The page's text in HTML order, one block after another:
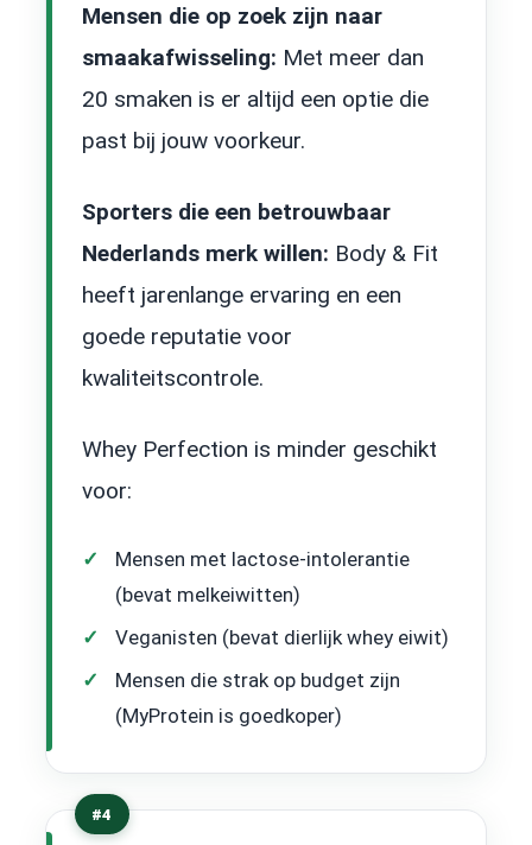
Mensen die op zoek zijn naar
smaakafwisseling: Met meer dan
20 smaken is er altijd een optie die
past bij jouw voorkeur.
Sporters die een betrouwbaar
Nederlands merk willen: Body & Fit
heeft jarenlange ervaring en een
goede reputatie voor
kwaliteitscontrole.
Whey Perfection is minder geschikt
voor:
Mensen met lactose-intolerantie
(bevat melkeiwitten)
Veganisten (bevat dierlijk whey eiwit)
Mensen die strak op budget zijn
(MyProtein is goedkoper)
#4